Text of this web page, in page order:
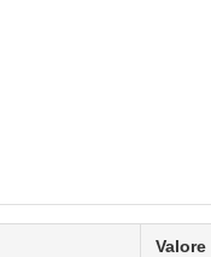
Valore